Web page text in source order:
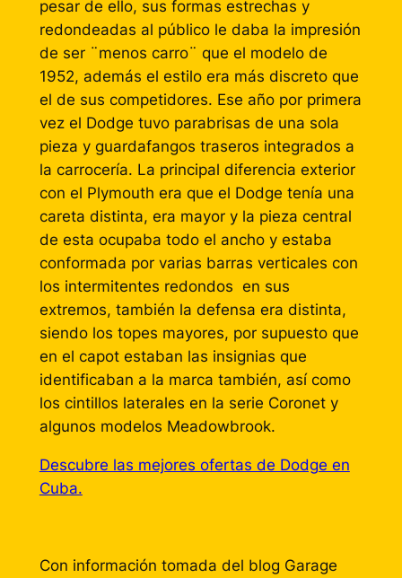
pesar de ello, sus formas estrechas y
redondeadas al público le daba la impresión
de ser ¨menos carro¨ que el modelo de
1952, además el estilo era más discreto que
el de sus competidores. Ese año por primera
vez el Dodge tuvo parabrisas de una sola
pieza y guardafangos traseros integrados a
la carrocería. La principal diferencia exterior
con el Plymouth era que el Dodge tenía una
careta distinta, era mayor y la pieza central
de esta ocupaba todo el ancho y estaba
conformada por varias barras verticales con
los intermitentes redondos en sus
extremos, también la defensa era distinta,
siendo los topes mayores, por supuesto que
en el capot estaban las insignias que
identificaban a la marca también, así como
los cintillos laterales en la serie Coronet y
algunos modelos Meadowbrook.
Descubre las mejores ofertas de Dodge en
Cuba.
Con información tomada del blog Garage